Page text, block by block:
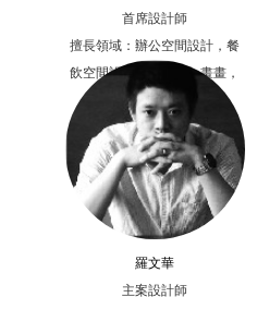
首席設計師
擅長領域：辦公空間設計，餐
飲空間設計個人愛好：畫畫，
藝術
羅文華
主案設計師